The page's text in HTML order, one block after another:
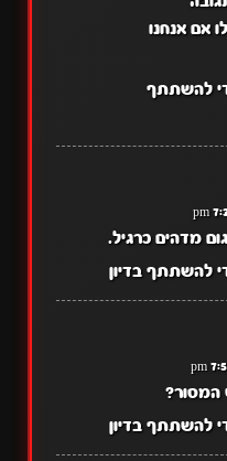
אם אנחנו
להשתתף
מדהים כרגיל.
להשתתף בדיון
להשתתף בדיון